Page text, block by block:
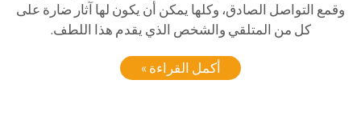
وقمع التواصل الصادق، وكلها يمكن أن يكون لها آثار ضارة على
كل من المتلقي والشخص الذي يقدم هذا اللطف.
أكمل القراءة »